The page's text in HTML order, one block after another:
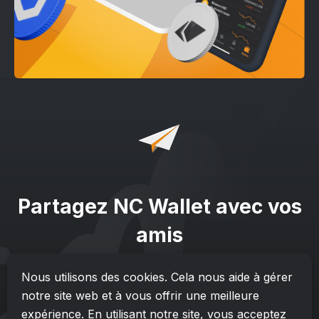
Nous utilisons des cookies. Cela nous aide à gérer
notre site web et à vous offrir une meilleure
expérience. En utilisant notre site, vous acceptez
Partagez NC Wallet avec vos
amis
Wallet !